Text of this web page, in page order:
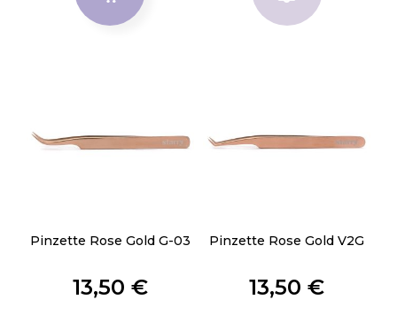
Pinzette Rose Gold G-03
13,50 €
Pinzette Rose Gold V2G
13,50 €